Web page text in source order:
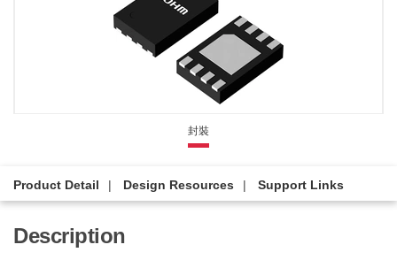
封裝
Product Detail Design Resources Support Links
Description